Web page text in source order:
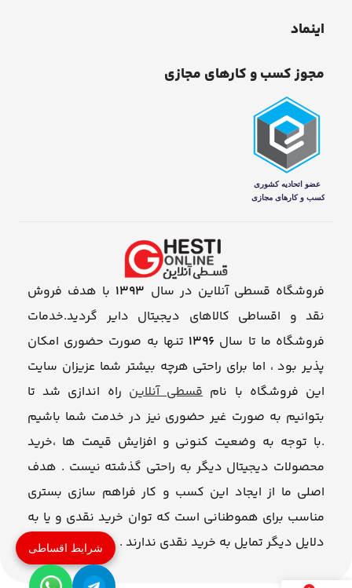
اینماد
مجوز کسب و کارهای مجازی
فروشگاه قسطی آنلاین در سال 1393 با هدف فروش
نقد و اقساطی کالاهای دیجیتال دایر گردید.خدمات
فروشگاه ما تا سال 1396 تنها به صورت حضوری امکان
پذیر بود ، اما برای راحتی هرچه بیشتر شما عزیزان سایت
این فروشگاه با نامقسطی آنلاین راه اندازی شد تا
بتوانیم به صورت غیر حضوری نیز در خدمت شما باشیم
.با توجه به وضعیت کنونی و افزایش قیمت ها ،خرید
محصولات دیجیتال دیگر به راحتی گذشته نیست . هدف
اصلی ما از ایجاد این کسب و کار فراهم سازی بستری
مناسب برای هموطنانی است که توان خرید نقدی و یا به
دلایل دیگر تمایل به خرید نقدی ندارند .
شرایط اقساطی